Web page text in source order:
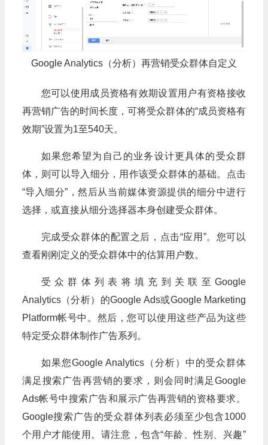
Google Analytics（分析）再营销受众群体自定义
您可以使用成员资格有效期设置用户有资格接收
再营销广告的时间长度，可将受众群体的“成员资格有
效期”设置为1至540天。
如果您希望为自己的业务设计更具体的受众群
体，则可以导入细分，用作该受众群体的基础。点击
“导入细分”，然后从当前媒体资源提供的细分中进行
选择，或直接从细分选择器本身创建受众群体。
完成受众群体的配置之后，点击“应用”。您可以
查看刚刚定义的受众群体中的估算用户数。
受众群体列表将填充到关联至Google
Analytics（分析）的Google Ads或Google Marketing
Platform帐号中。然后，您可以使用这些产品为这些
特定受众群体制作广告系列。
如果您Google Analytics（分析）中的受众群体
满足搜索广告再营销的要求，则会同时满足Google
Ads帐号中搜索广告和展示广告再营销的资格要求。
Google搜索广告的受众群体列表必须至少包含1000
个用户才能使用。请注意，包含“年龄、性别、兴趣”